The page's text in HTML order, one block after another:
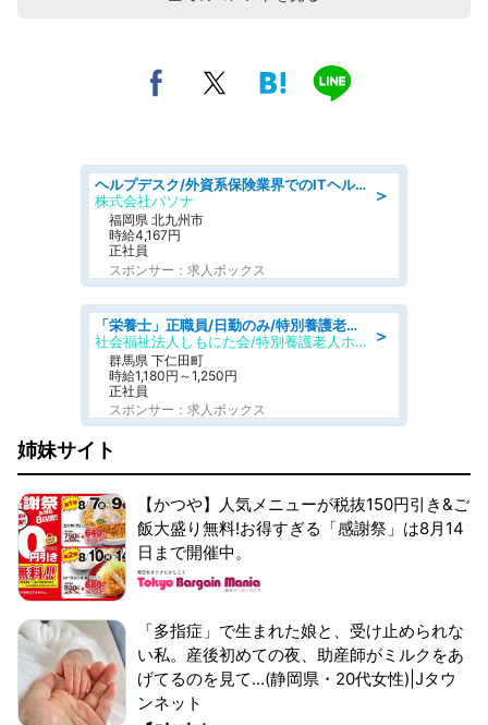
＞
ヘルプデスク/外資系保険業界でのITヘルプデスク業務/駅近/即日勤務可/ヘルプデスク
株式会社パソナ
福岡県 北九州市
時給4,167円
正社員
スポンサー：求人ボックス
＞
「栄養士」正職員/日勤のみ/特別養護老人ホーム
社会福祉法人しもにた会/特別養護老人ホーム かぶらの里
群馬県 下仁田町
時給1,180円～1,250円
正社員
スポンサー：求人ボックス
姉妹サイト
【かつや】人気メニューが税抜150円引き&ご
飯大盛り無料!お得すぎる「感謝祭」は8月14
日まで開催中。
「多指症」で生まれた娘と、受け止められな
い私。産後初めての夜、助産師がミルクをあ
げてるのを見て...(静岡県・20代女性)|Jタウ
ンネット